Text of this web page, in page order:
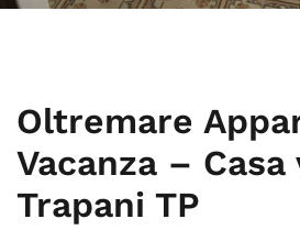
Oltremare
Vacanza –
Trapani TP